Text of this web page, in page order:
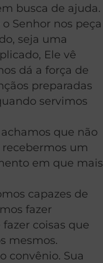
busca de ajuda.
Senhor nos peça
seja uma
Ele vê
dá a força de
preparadas
servimos
que não
um
em que mais
capazes de
fazer
coisas que
mesmos.
convênio. Sua